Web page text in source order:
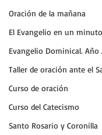
Oración de la mañana
El Evangelio en un minuto
Evangelio Dominical. Año
Taller de oración ante el
Curso de oración
Curso del Catecismo
Santo Rosario y Coronilla